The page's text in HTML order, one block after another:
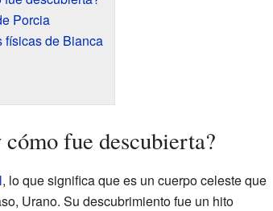
Porcia
físicas de Bianca
fue descubierta?
, lo que significa que es un cuerpo celeste que
Urano. Su descubrimiento fue un hito